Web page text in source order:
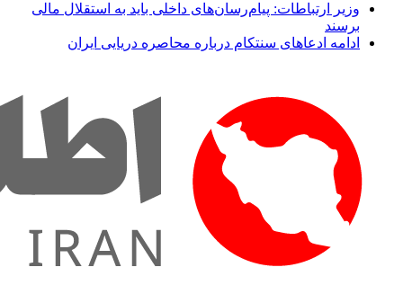
وزیر ارتباطات: پیام‌رسان‌های داخلی باید به استقلال مالی
برسند
ادامه ادعاهای سنتکام درباره محاصره دریایی ایران